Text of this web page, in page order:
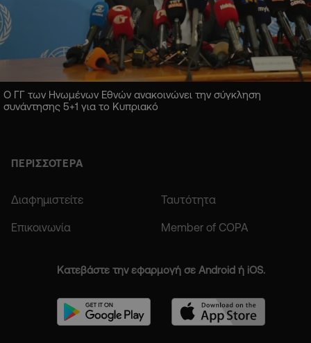
Ο ΓΓ των Ηνωμένων Εθνών ανακοινώνει την σύγκληση
συνάντησης 5+1 για το Κυπριακό
ΠΕΡΙΣΣΟΤΕΡΑ
Διαφημιστείτε Ταυτότητα
Επικοινωνία Member of COPA
Κατεβάστε την εφαρμογή σε Android ή iOS.